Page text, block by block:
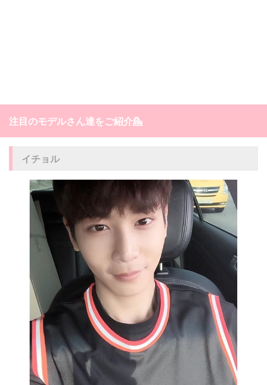
注目のモデルさん達をご紹介💁
イチョル